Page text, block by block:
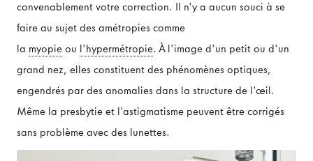
convenablement votre correction. Il n'y a aucun souci à se
faire au sujet des amétropies comme
la myopie ou l'hypermétropie. À l'image d'un petit ou d'un
grand nez, elles constituent des phénomènes optiques,
engendrés par des anomalies dans la structure de l'œil.
Même la presbytie et l'astigmatisme peuvent être corrigés
sans problème avec des lunettes.